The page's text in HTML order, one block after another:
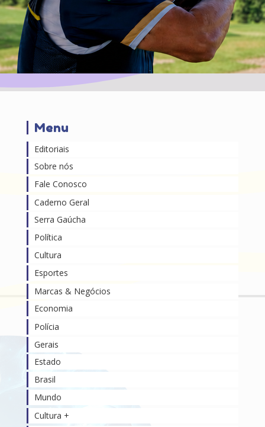
Menu
Editoriais
Sobre nós
Fale Conosco
Caderno Geral
Serra Gaúcha
Política
Cultura
Esportes
Marcas & Negócios
Economia
Polícia
Gerais
Estado
Brasil
Mundo
Cultura +